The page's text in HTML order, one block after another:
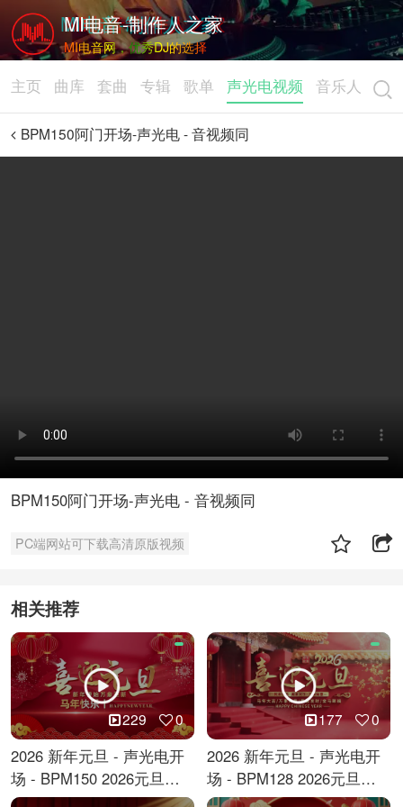
MI电音-制作人之家
MI电音网，优秀DJ的选择
主页 曲库 套曲 专辑 歌单 声光电视频 音乐人
BPM150阿门开场-声光电 - 音视频同
BPM150阿门开场-声光电 - 音视频同
PC端网站可下载高清原版视频
相关推荐
229 0
2026 新年元旦 - 声光电开
场 - BPM150 2026元旦跨
年倒计时
177 0
2026 新年元旦 - 声光电开
场 - BPM128 2026元旦马
年